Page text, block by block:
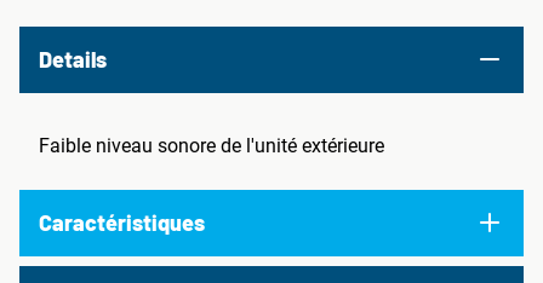
Details
Faible niveau sonore de l'unité extérieure
Caractéristiques